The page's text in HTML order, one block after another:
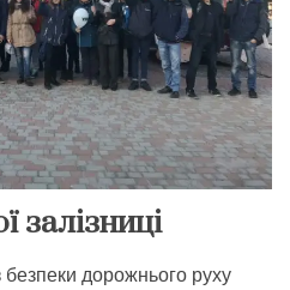
залізниці
дорожнього руху